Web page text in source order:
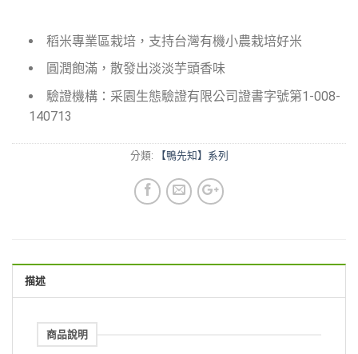
稻米專業區栽培，支持台灣有機小農栽培好米
圓潤飽滿，散發出淡淡芋頭香味
驗證機構：采園生態驗證有限公司證書字號第1-008-
140713
分類: 【鴨先知】系列
描述
商品說明